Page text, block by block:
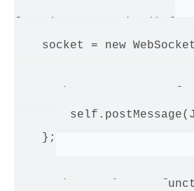
socket = new
    };
socket.onclose =